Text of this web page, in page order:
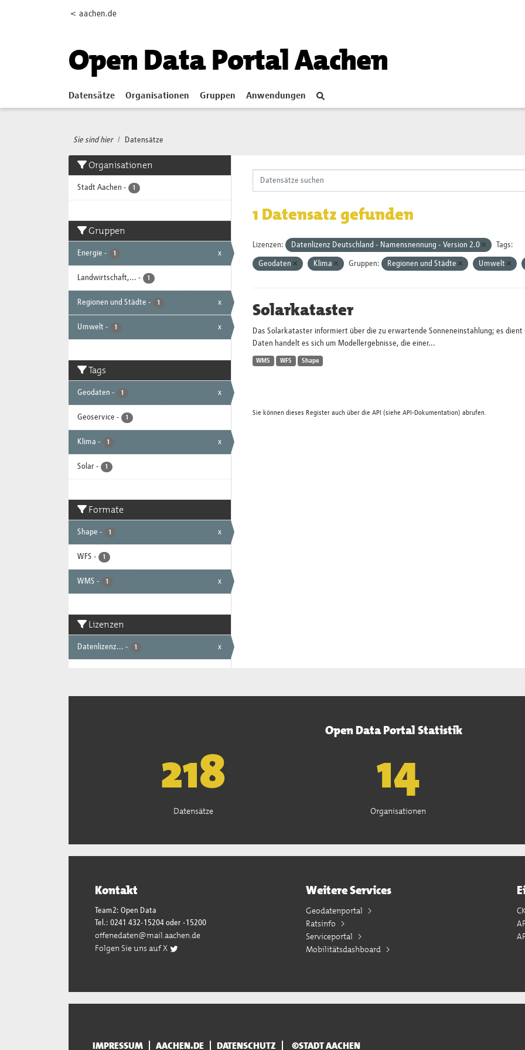
< aachen.de
Open Data Portal Aachen
Datensätze Organisationen Gruppen Anwendungen
Sie sind hier Datensätze
Organisationen
Stadt Aachen - 1
Gruppen
Energie - 1 x
Landwirtschaft,... - 1
Regionen und Städte - 1 x
Umwelt - 1 x
Tags
Geodaten - 1 x
Geoservice - 1
Klima - 1 x
Solar - 1
Formate
Shape - 1 x
WFS - 1
WMS - 1 x
Lizenzen
Datenlizenz... - 1 x
1 Datensatz gefunden
Lizenzen: Datenlizenz Deutschland - Namensnennung - Version 2.0 Tags:
Geodaten Klima Gruppen: Regionen und Städte Umwelt
Solarkataster
Das Solarkataster informiert über die zu erwartende Sonneneinstahlung; es
Daten handelt es sich um Modellergebnisse, die einer...
WMS WFS Shape
Sie können dieses Register auch über die API (siehe API-Dokumentation) abrufen.
Open Data Portal Statistik
221
Datensätze
15
Organisationen
Kontakt
Team2: Open Data
Tel.: 0241 432-15204 oder -15200
offenedaten@mail.aachen.de
Folgen Sie uns auf X
Weitere Services
Geodatenportal
Ratsinfo
Serviceportal
Mobilitätsdashboard
IMPRESSUM AACHEN.DE DATENSCHUTZ ©STADT AACHEN